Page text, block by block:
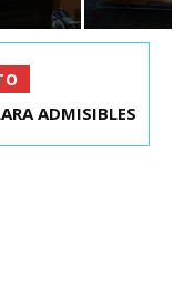
CAPITÁN YÁBER
ADMISIBLES